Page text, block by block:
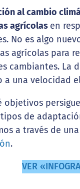
al cambio
agrícolas en
No es algo
agrícolas para
cambiantes. La
a una velocidad
objetivos
de
a través de
.
VER